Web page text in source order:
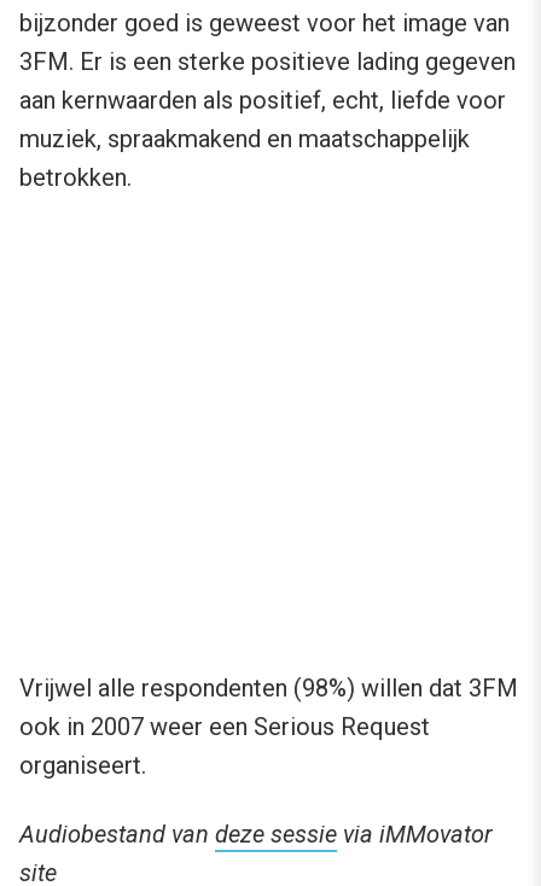
bijzonder goed is geweest voor het image van
3FM. Er is een sterke positieve lading gegeven
aan kernwaarden als positief, echt, liefde voor
muziek, spraakmakend en maatschappelijk
betrokken.
Vrijwel alle respondenten (98%) willen dat 3FM
ook in 2007 weer een Serious Request
organiseert.
Audiobestand van deze sessie via iMMovator
site